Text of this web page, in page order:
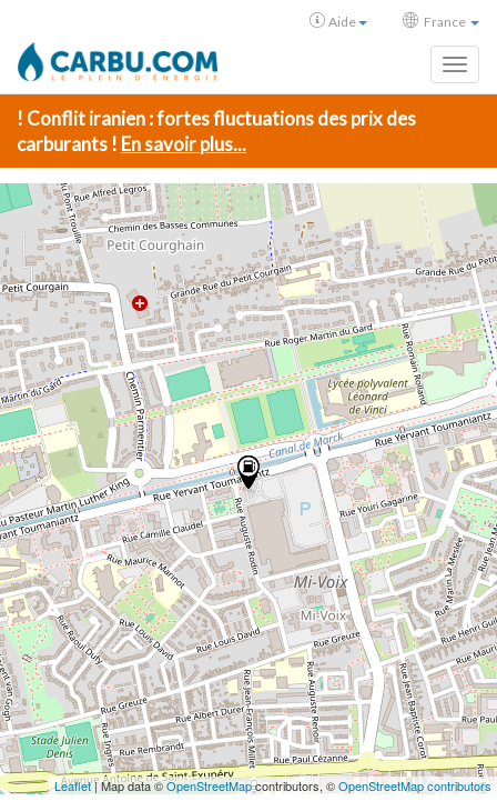
Aide France
! Conflit iranien : fortes fluctuations des prix des
carburants ! En savoir plus...
Leaflet| Map data ©OpenStreetMapcontributors, ©OpenStreetMap contributors